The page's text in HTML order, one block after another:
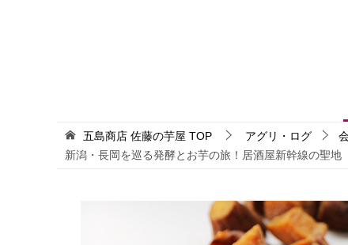
五島商店 佐藤の芋屋 TOP アグリ・ログ
新潟・長岡を巡る発酵とお芋の旅！居酒屋新幹線の聖